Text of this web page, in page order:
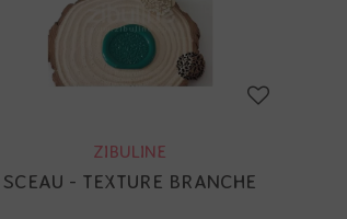
ZIBULINE
SCEAU - TEXTURE BRANCHE